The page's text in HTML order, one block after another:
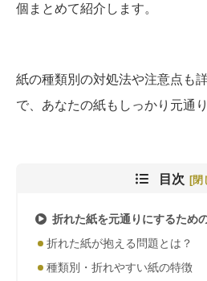
個まとめて紹介します。
紙の種類別の対処法や注意点も
で、あなたの紙もしっかり元通
目次
折れた紙を元通りにするため
折れた紙が抱える問題とは？
種類別・折れやすい紙の特徴